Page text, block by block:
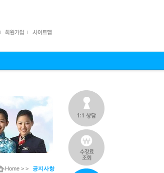
Home > > 공지사항